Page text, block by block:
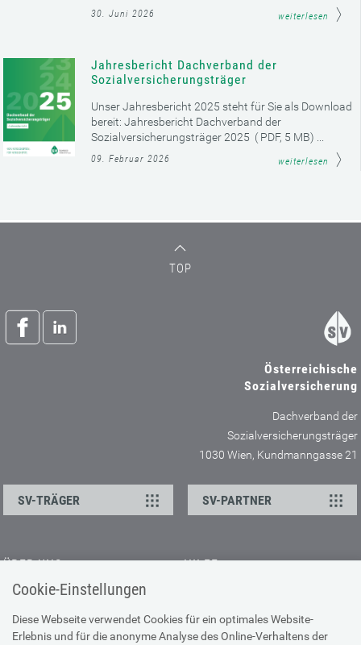
Cookie-Einstellungen
Diese Webseite verwendet Cookies für ein optimales Website-
Erlebnis und für die anonyme Analyse des Online-Verhaltens der
30. Juni 2026 weiterlesen
Jahresbericht Dachverband der
Sozialversicherungsträger
Unser Jahresbericht 2025 steht für Sie als Download
bereit: Jahresbericht Dachverband der
Sozialversicherungsträger 2025 ( PDF, 5 MB) ...
09. Februar 2026 weiterlesen
TOP
Österreichische
Sozialversicherung
Dachverband der
Sozialversicherungsträger
1030 Wien, Kundmanngasse 21
SV-TRÄGER SV-PARTNER
ÜBER UNS
Kontakt
Offene Stellen
Presse
HILFE
Browser-Info & Sicherheit
Hilfe zur Suche